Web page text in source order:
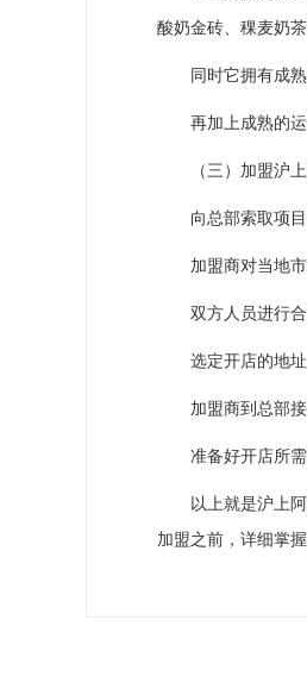
酸奶金砖、稞麦奶
同时它拥有成熟
再加上成熟的运
（三）加盟沪上
向总部索取项目
加盟商对当地市
双方人员进行合
选定开店的地址
加盟商到总部接
准备好开店所需
以上就是沪上阿
加盟之前，详细掌